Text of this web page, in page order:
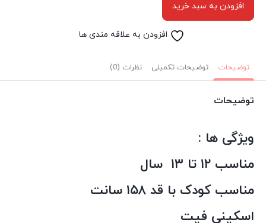
افزودن به سبد خرید
افزودن به علاقه مندی ها
توضیحات توضیحات تکمیلی نظرات (0)
توضیحات
ویژگی ها :
مناسب ۱۲ تا ۱۳ سال
مناسب کودک با قد ۱۵۸ سانت
اسکینی فیت